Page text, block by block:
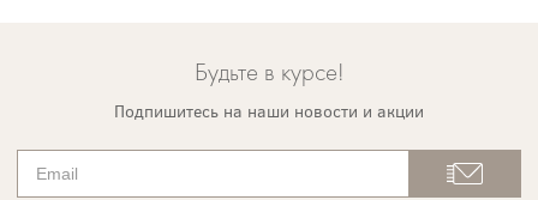
Будьте в курсе!
Подпишитесь на наши новости и акции